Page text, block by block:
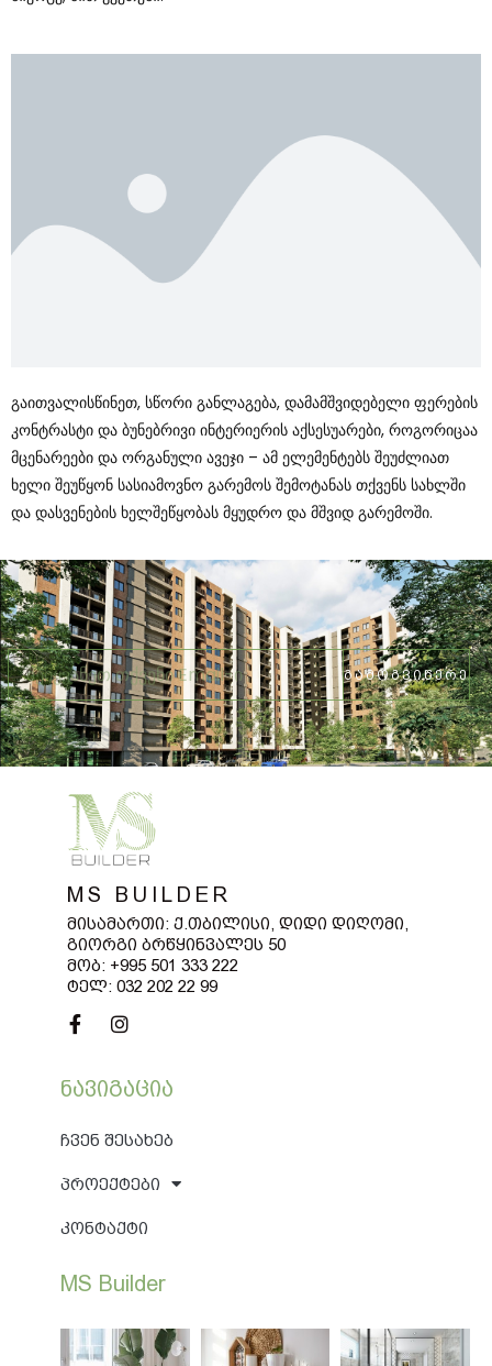
Გაითვალისწინეთ, Სწორი Განლაგება, Დამამშვიდებელი Ფერების
Კონტრასტი Და Ბუნებრივი Ინტერიერის Აქსესუარები, Როგორიცაა
Მცენარეები Და Ორგანული Ავეჯი – Ამ Ელემენტებს Შეუძლიათ
Ხელი Შეუწყონ Სასიამოვნო Გარემოს Შემოტანას Თქვენს Სახლში
Და Დასვენების Ხელშეწყობას Მყუდრო Და Მშვიდ Გარემოში.
ᲒᲐᲛᲝᲒᲕᲘᲬᲔᲠᲔ
MS BUILDER
Მისამართი: Ქ.თბილისი, Დიდი Დიღომი,
Გიორგი Ბრწყინვალეს 50
Მობ: +995 501 333 222
Ტელ: 032 202 22 99
Ნავიგაცია
Ჩვენ Შესახებ
Პროექტები
Კონტაქტი
MS Builder